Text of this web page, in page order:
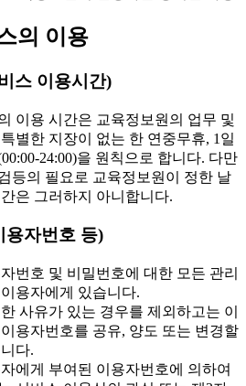
의 이용
스 이용시간)
이용 시간은 교육정보원의 업무 및
별한 지장이 없는 한 연중무휴, 1일
24:00)을 원칙으로 합니다. 다만
등의 필요로 교육정보원이 정한 날
은 그러하지 아니합니다.
용자번호 등)
번호 및 비밀번호에 대한 모든 관리
용자에게 있습니다.
사유가 있는 경우를 제외하고는 이
용자번호를 공유, 양도 또는 변경할
다.
에게 부여된 이용자번호에 의하여